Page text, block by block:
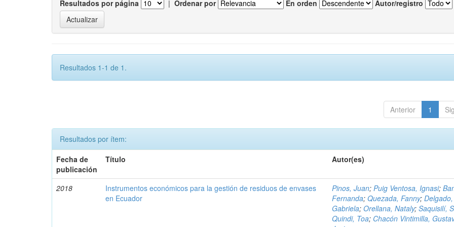
Resultados por página | Ordenar por En orden Autor/registro
Resultados 1-1 de 1.
Anterior 1
Resultados por ítem:
Fecha de
publicación
Título Autor(es)
2018
Instrumentos económicos para la gestión de residuos de envases
en Ecuador
Pinos, Juan;Puig Ventosa, Ignasi;
Fernanda;Quezada, Fanny;Delgado,
Gabriela;Orellana, Nataly;Saquisilí,
Quindi, Toa; Chacón Vintimilla,